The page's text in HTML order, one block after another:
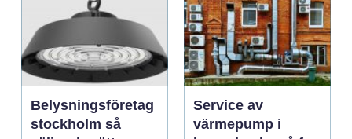
Belysningsföretag
stockholm så
Service av
värmepump i